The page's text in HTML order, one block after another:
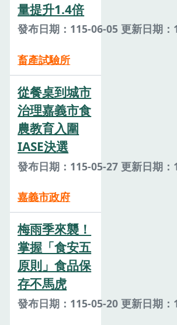
量提升1.4倍
發布日期：115-06-05 更新日期
畜產試驗所
從餐桌到城市
治理嘉義市食
農教育入圍
IASE決選
發布日期：115-05-27 更新日期
嘉義市政府
梅雨季來襲！
掌握「食安五
原則」食品保
存不馬虎
發布日期：115-05-20 更新日期